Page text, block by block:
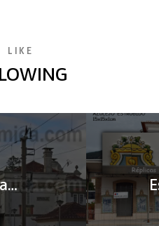
LIKE
Estação da Granja – Réplicas de Azulejos